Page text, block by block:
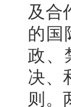
及合
的国
政、
决、
则。